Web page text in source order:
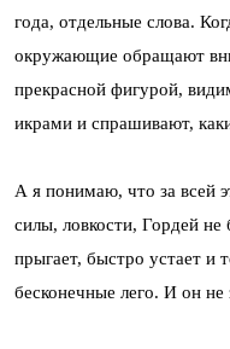
года, отдельные слова.
окружающие обращают
прекрасной фигурой,
икрами и спрашивают,
А я понимаю, что за всей
силы, ловкости, Гордей не
прыгает, быстро устает и
бесконечные лего. И он